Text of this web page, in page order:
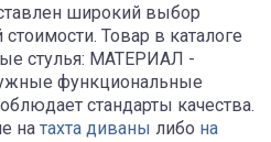
широкий выбор
Товар в каталоге
стулья: МАТЕРИАЛ -
функциональные
стандарты качества.
на тахта диваны либо на